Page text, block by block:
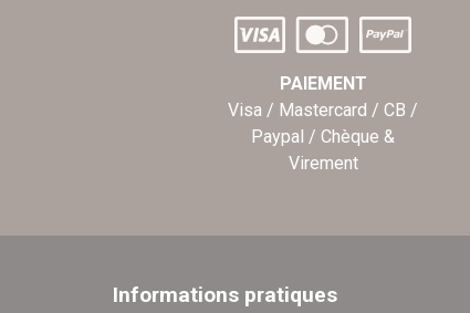
PAIEMENT
Visa / Mastercard / CB /
Paypal / Chèque &
Virement
Informations pratiques